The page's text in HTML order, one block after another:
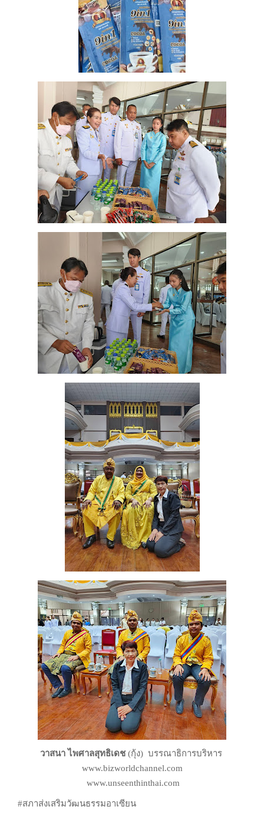
วาสนา ไพศาลสุทธิเดช(กุ้ง) บรรณาธิการบริหาร
www.bizworldchannel.com
www.unseenthinthai.com
#สภาส่งเสริมวัฒนธรรมอาเซียน